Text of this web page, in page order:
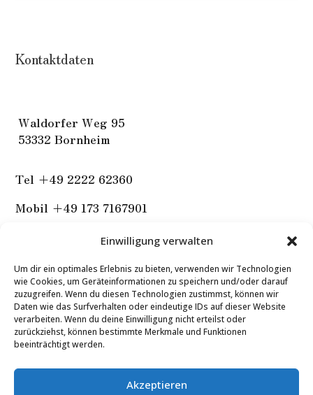
Einwilligung verwalten
Um dir ein optimales Erlebnis zu bieten, verwenden wir Technologien
wie Cookies, um Geräteinformationen zu speichern und/oder darauf
zuzugreifen. Wenn du diesen Technologien zustimmst, können wir
Daten wie das Surfverhalten oder eindeutige IDs auf dieser Website
verarbeiten. Wenn du deine Einwilligung nicht erteilst oder
zurückziehst, können bestimmte Merkmale und Funktionen
beeinträchtigt werden.
Akzeptieren
Kontaktdaten
Waldorfer Weg 95
53332 Bornheim
Tel +49 2222 62360
Mobil +49 173 7167901